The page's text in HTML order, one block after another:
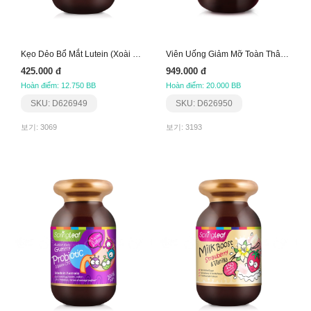
Kẹo Dẻo Bổ Mắt Lutein (Xoài Dứa/Kiwi)
425.000 đ
Hoàn điểm: 12.750 BB
SKU: D626949
보기: 3069
Viên Uống Giảm Mỡ Toàn Thân Springleaf
949.000 đ
Hoàn điểm: 20.000 BB
SKU: D626950
보기: 3193